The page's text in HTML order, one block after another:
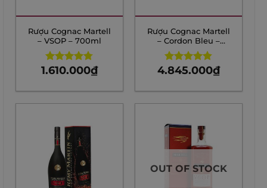
Rượu Cognac Martell
– VSOP – 700ml
Rated4.75
1.610.000₫
Rượu Cognac Martell
– Cordon Bleu –
700ml
Rated4.83
4.845.000₫
OUT OF STOCK